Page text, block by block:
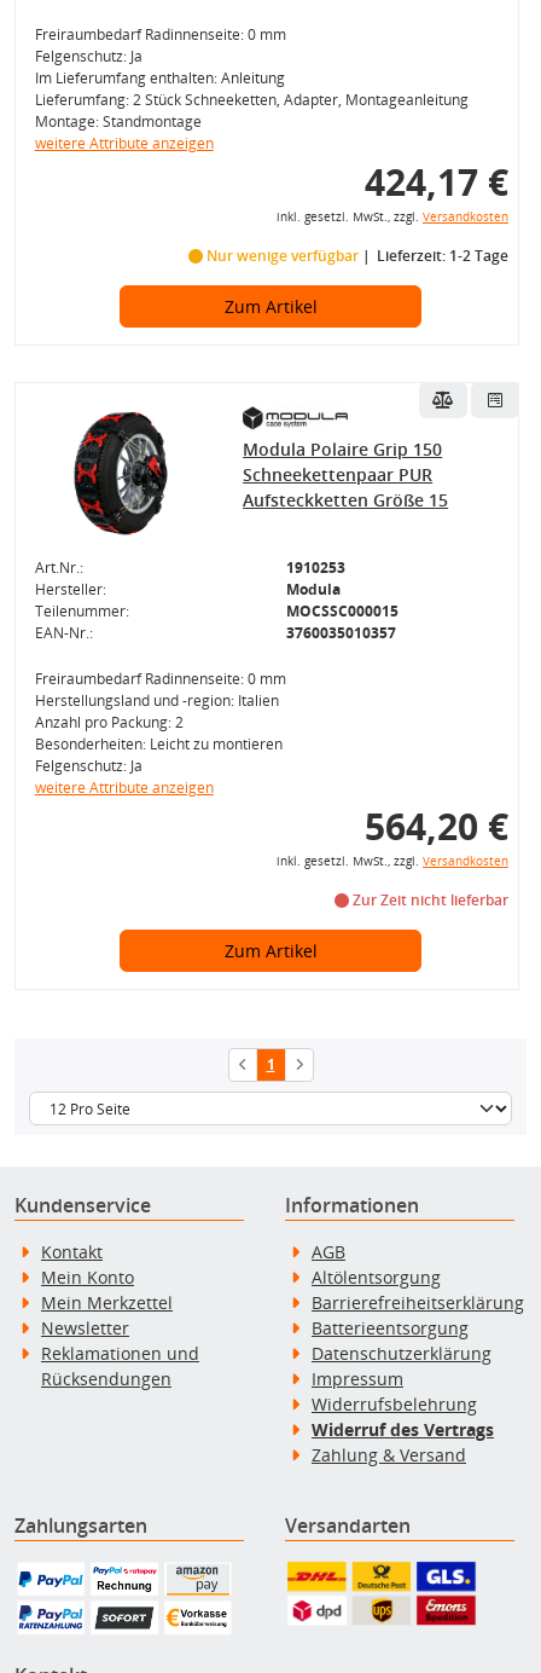
Freiraumbedarf Radinnenseite: 0 mm
Felgenschutz: Ja
Im Lieferumfang enthalten: Anleitung
Lieferumfang: 2 Stück Schneeketten, Adapter, Montageanleitung
Montage: Standmontage
weitere Attribute anzeigen
424,17 €
inkl. gesetzl. MwSt., zzgl. Versandkosten
Nur wenige verfügbar Lieferzeit: 1-2 Tage
Zum Artikel
Modula Polaire Grip 150
Schneekettenpaar PUR
Aufsteckketten Größe 15
Art.Nr.:
1910253
Hersteller:
Modula
Teilenummer:
MOCSSC000015
EAN-Nr.:
3760035010357
Freiraumbedarf Radinnenseite: 0 mm
Herstellungsland und -region: Italien
Anzahl pro Packung: 2
Besonderheiten: Leicht zu montieren
Felgenschutz: Ja
weitere Attribute anzeigen
564,20 €
inkl. gesetzl. MwSt., zzgl. Versandkosten
Zur Zeit nicht lieferbar
Zum Artikel
1
Kundenservice
Kontakt
Mein Konto
Mein Merkzettel
Newsletter
Reklamationen und
Rücksendungen
Informationen
AGB
Altölentsorgung
Barrierefreiheitserklärung
Batterieentsorgung
Datenschutzerklärung
Impressum
Widerrufsbelehrung
Widerruf des Vertrags
Zahlung & Versand
Zahlungsarten Versandarten